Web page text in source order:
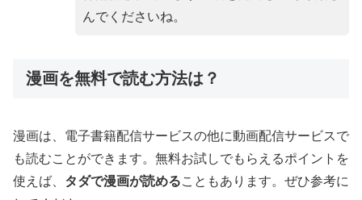
んでくださいね。
漫画を無料で読む方法は？
漫画は、電子書籍配信サービスの他に動画配信サービスで
も読むことができます。無料お試しでもらえるポイントを
使えば、 タダで漫画が読めることもあります。ぜひ参考に